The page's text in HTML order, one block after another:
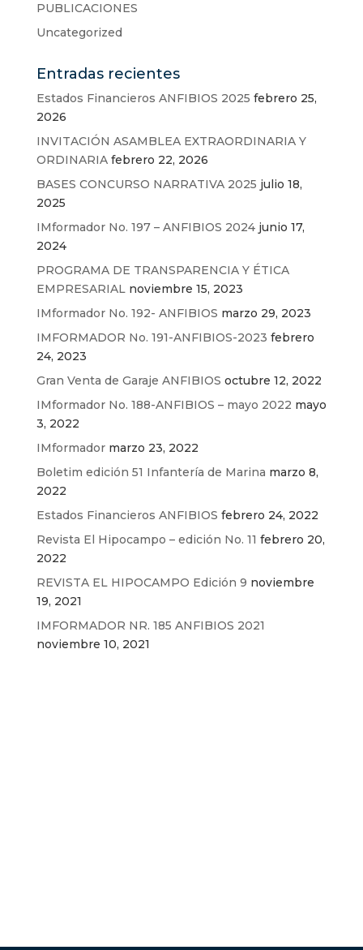
PUBLICACIONES
Uncategorized
Entradas recientes
Estados Financieros ANFIBIOS 2025 febrero 25,
2026
INVITACIÓN ASAMBLEA EXTRAORDINARIA Y
ORDINARIA febrero 22, 2026
BASES CONCURSO NARRATIVA 2025 julio 18,
2025
IMformador No. 197 – ANFIBIOS 2024 junio 17,
2024
PROGRAMA DE TRANSPARENCIA Y ÉTICA
EMPRESARIAL noviembre 15, 2023
IMformador No. 192- ANFIBIOS marzo 29, 2023
IMFORMADOR No. 191-ANFIBIOS-2023 febrero
24, 2023
Gran Venta de Garaje ANFIBIOS octubre 12, 2022
IMformador No. 188-ANFIBIOS – mayo 2022 mayo
3, 2022
IMformador marzo 23, 2022
Boletim edición 51 Infantería de Marina marzo 8,
2022
Estados Financieros ANFIBIOS febrero 24, 2022
Revista El Hipocampo – edición No. 11 febrero 20,
2022
REVISTA EL HIPOCAMPO Edición 9 noviembre
19, 2021
IMFORMADOR NR. 185 ANFIBIOS 2021
noviembre 10, 2021